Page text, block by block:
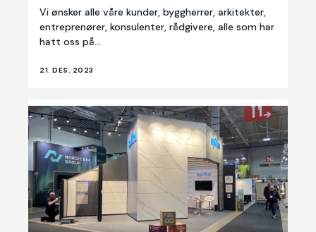
Vi ønsker alle våre kunder, byggherrer, arkitekter,
entreprenører, konsulenter, rådgivere, alle som har
hatt oss på...
21. DES. 2023